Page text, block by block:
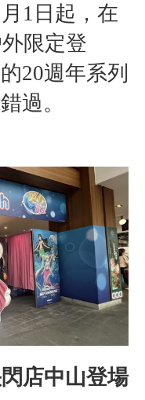
1日起，在
限定登
20週年系列
過。
店中山登場